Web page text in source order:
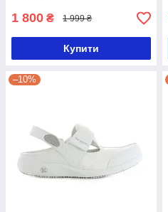
1 800 ₴ 1 999 ₴
Купити
–10%